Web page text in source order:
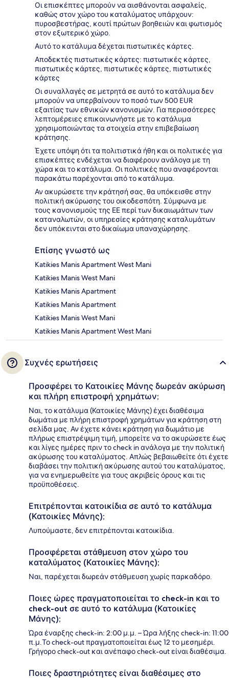
Οι επισκέπτες μπορούν να αισθάνονται ασφαλείς,
καθώς στον χώρο του καταλύματος υπάρχουν:
πυροσβεστήρας, κουτί πρώτων βοηθειών και φωτισμός
στον εξωτερικό χώρο.
Αυτό το κατάλυμα δέχεται πιστωτικές κάρτες.
Αποδεκτές πιστωτικές κάρτες: πιστωτικές κάρτες,
πιστωτικές κάρτες, πιστωτικές κάρτες, πιστωτικές
κάρτες
Οι συναλλαγές σε μετρητά σε αυτό το κατάλυμα δεν
μπορούν να υπερβαίνουν το ποσό των 500 EUR
εξαιτίας των εθνικών κανονισμών. Για περισσότερες
λεπτομέρειες επικοινωνήστε με το κατάλυμα
χρησιμοποιώντας τα στοιχεία στην επιβεβαίωση
κράτησης.
Έχετε υπόψη ότι τα πολιτιστικά ήθη και οι πολιτικές για
επισκέπτες ενδέχεται να διαφέρουν ανάλογα με τη
χώρα και το κατάλυμα. Οι πολιτικές που αναφέρονται
παρακάτω παρέχονται από το κατάλυμα.
Αν ακυρώσετε την κράτησή σας, θα υπόκεισθε στην
πολιτική ακύρωσης του οικοδεσπότη. Σύμφωνα με
τους κανονισμούς της ΕΕ περί των δικαιωμάτων των
καταναλωτών, οι υπηρεσίες κράτησης καταλυμάτων
δεν υπόκεινται στο δικαίωμα υπαναχώρησης.
Επίσης γνωστό ως
Katikies Manis Apartment West Mani
Katikies Manis West Mani
Katikies Manis Apartment
Katikies Manis Apartment
Katikies Manis West Mani
Katikies Manis Apartment West Mani
Συχνές ερωτήσεις
Προσφέρει το Κατοικίες Μάνης δωρεάν ακύρωση
και πλήρη επιστροφή χρημάτων;
Ναι, το κατάλυμα (Κατοικίες Μάνης) έχει διαθέσιμα
δωμάτια με πλήρη επιστροφή χρημάτων για κράτηση στη
σελίδα μας. Αν έχετε κάνει κράτηση για δωμάτιο με
πλήρως επιστρέψιμη τιμή, μπορείτε να το ακυρώσετε έως
και λίγες ημέρες πριν το check in ανάλογα με την πολιτική
ακύρωσης του καταλύματος. Απλώς βεβαιωθείτε ότι έχετε
διαβάσει την πολιτική ακύρωσης αυτού του καταλύματος,
για να ενημερωθείτε για τους ακριβείς όρους και τις
προϋποθέσεις.
Επιτρέπονται κατοικίδια σε αυτό το κατάλυμα
(Κατοικίες Μάνης);
Λυπούμαστε, δεν επιτρέπονται κατοικίδια.
Προσφέρεται στάθμευση στον χώρο του
καταλύματος (Κατοικίες Μάνης);
Ναι, παρέχεται δωρεάν στάθμευση χωρίς παρκαδόρο.
Ποιες ώρες πραγματοποιείται το check-in και το
check-out σε αυτό το κατάλυμα (Κατοικίες
Μάνης);
Ώρα έναρξης check-in: 2:00 μ.μ. – Ώρα λήξης check-in: 11:00
π.μ.Το check-out πραγματοποιείται έως 12 το μεσημέρι.
Γρήγορο check-out και ανέπαφο check-out είναι διαθέσιμα.
Ποιες δραστηριότητες είναι διαθέσιμες στο